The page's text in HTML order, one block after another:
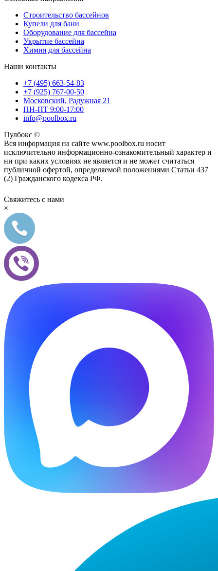
Строительство бассейнов
Купели для бани
Оборудование для бассейна
Укрытие бассейна
Химия для бассейна
Наши контакты
+7 (495) 663-54-83
+7 (925) 767-00-50
Московский, Радужная 21
ПН-ПТ 9:00-17:00
info@poolbox.ru
Пулбокс ©
Вся информация на сайте www.poolbox.ru носит
исключительно информационно-ознакомительный характер и
ни при каких условиях не является и не может считаться
публичной офертой, определяемой положениями Статьи 437
(2) Гражданского кодекса РФ.
Свяжитесь с нами
×